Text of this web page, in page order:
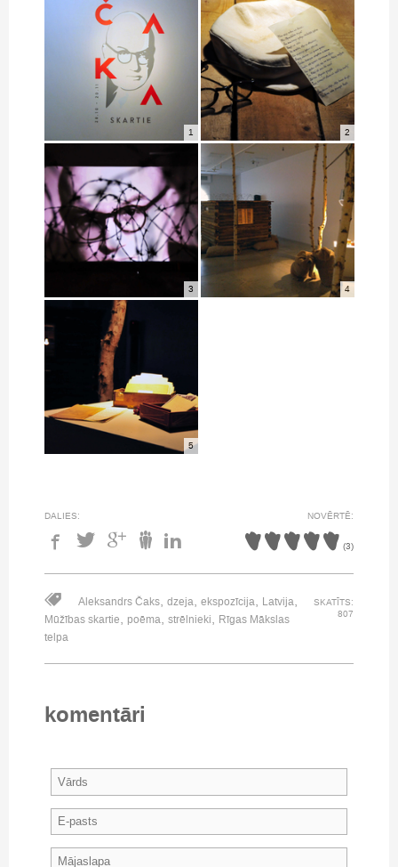
1 2
3 4
5
DALIES: NOVĒRTĒ:
(3)
Aleksandrs Čaks, dzeja, ekspozīcija, Latvija,
Mūžības skartie, poēma, strēlnieki, Rīgas Mākslas
telpa
SKATĪTS:
807
komentāri